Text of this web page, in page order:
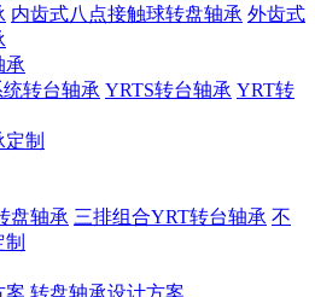
内齿式八点接触球转盘轴承 外齿式
承
转台轴承 YRTS转台轴承 YRT转
制
盘轴承 三排组合YRT转台轴承 不
案 转盘轴承设计方案